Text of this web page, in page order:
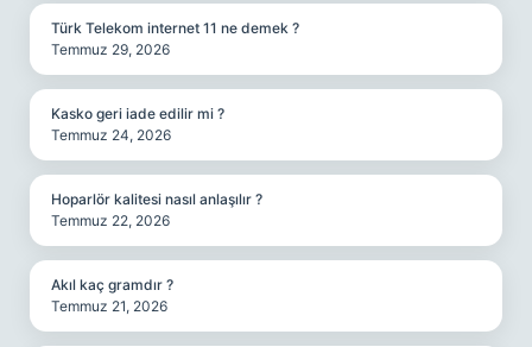
Türk Telekom internet 11 ne demek ?
Temmuz 29, 2026
Kasko geri iade edilir mi ?
Temmuz 24, 2026
Hoparlör kalitesi nasıl anlaşılır ?
Temmuz 22, 2026
Akıl kaç gramdır ?
Temmuz 21, 2026